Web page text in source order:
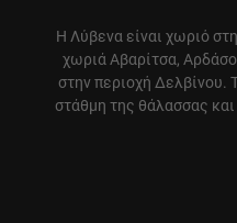
Η Λύβενα είναι χωριό
χωριά Αβαρίτσα,
στην περιοχή Δελβίνου.
στάθμη της θάλασσας